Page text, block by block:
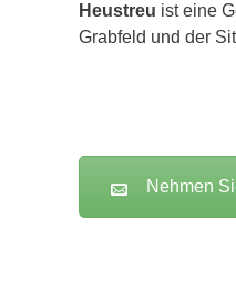
Heustreu ist eine
Grabfeld und der
Nehmen